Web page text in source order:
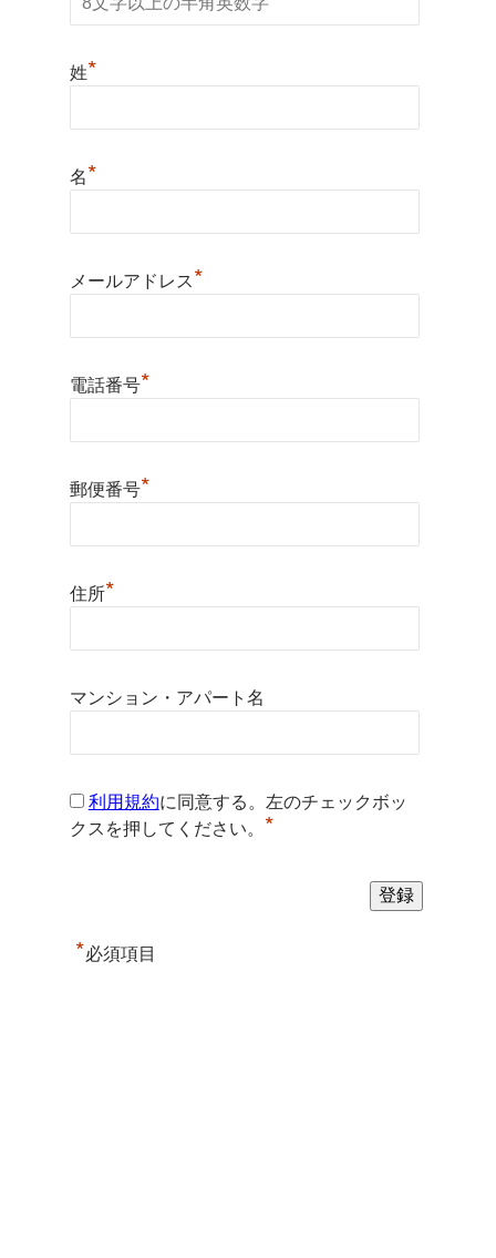
姓*
名*
メールアドレス*
電話番号*
郵便番号*
住所*
マンション・アパート名
利用規約に同意する。左のチェックボッ
クスを押してください。 *
*必須項目